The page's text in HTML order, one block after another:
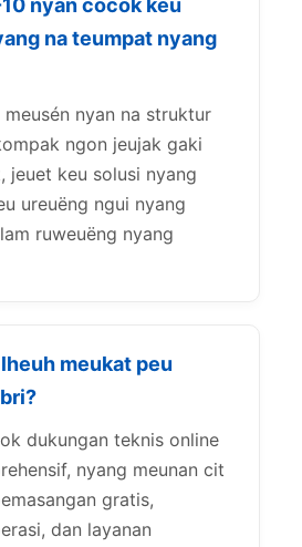
nyan cocok keu
na teumpat nyang
meusén nyan na struktur
ngon jeujak gaki
jeuet keu solusi nyang
ureuëng ngui nyang
ruweuëng nyang
meukat peu
dukungan teknis online
nyang meunan cit
gratis,
dan layanan